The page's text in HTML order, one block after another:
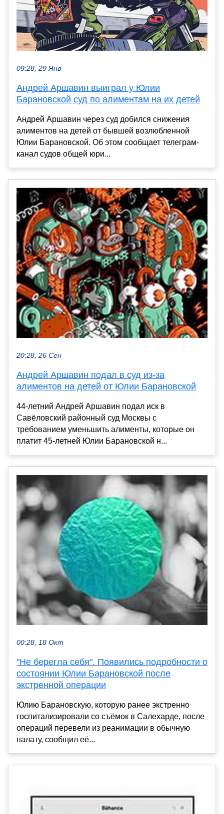
09:28, 29 Янв
Андрей Аршавин выиграл у Юлии
Барановской суд по алиментам на их детей
Андрей Аршавин через суд добился снижения
алиментов на детей от бывшей возлюбленной
Юлии Барановской. Об этом сообщает телеграм-
канал судов общей юри...
20:28, 26 Сен
Андрей Аршавин подал в суд из-за
алиментов на детей от Юлии Барановской
44-летний Андрей Аршавин подал иск в
Савёловский районный суд Москвы с
требованием уменьшить алименты, которые он
платит 45-летней Юлии Барановской н...
00:28, 18 Окт
"Не берегла себя". Появились подробности о
состоянии Юлии Барановской после
экстренной операции
Юлию Барановскую, которую ранее экстренно
госпитализировали со съёмок в Салехарде, после
операций перевели из реанимации в обычную
палату, сообщил её...